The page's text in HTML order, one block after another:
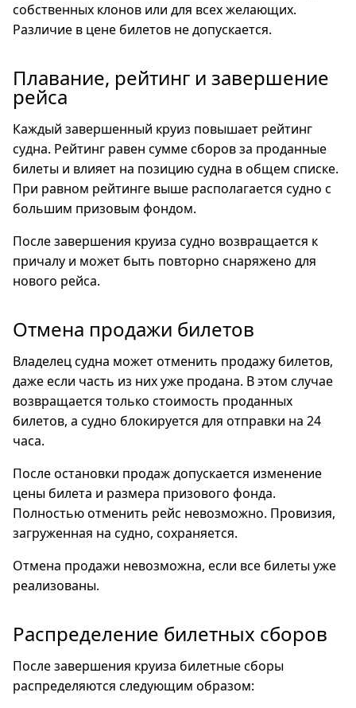
собственных клонов или для всех желающих.
Различие в цене билетов не допускается.
Плавание, рейтинг и завершение
рейса
Каждый завершенный круиз повышает рейтинг
судна. Рейтинг равен сумме сборов за проданные
билеты и влияет на позицию судна в общем списке.
При равном рейтинге выше располагается судно с
большим призовым фондом.
После завершения круиза судно возвращается к
причалу и может быть повторно снаряжено для
нового рейса.
Отмена продажи билетов
Владелец судна может отменить продажу билетов,
даже если часть из них уже продана. В этом случае
возвращается только стоимость проданных
билетов, а судно блокируется для отправки на 24
часа.
После остановки продаж допускается изменение
цены билета и размера призового фонда.
Полностью отменить рейс невозможно. Провизия,
загруженная на судно, сохраняется.
Отмена продажи невозможна, если все билеты уже
реализованы.
Распределение билетных сборов
После завершения круиза билетные сборы
распределяются следующим образом: